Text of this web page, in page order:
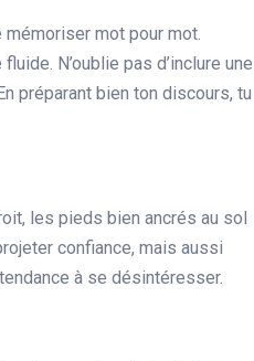
mémoriser mot pour mot.
N’oublie pas d’inclure une
préparant bien ton discours, tu
les pieds bien ancrés au sol
confiance, mais aussi
à se désintéresser.
février 2025